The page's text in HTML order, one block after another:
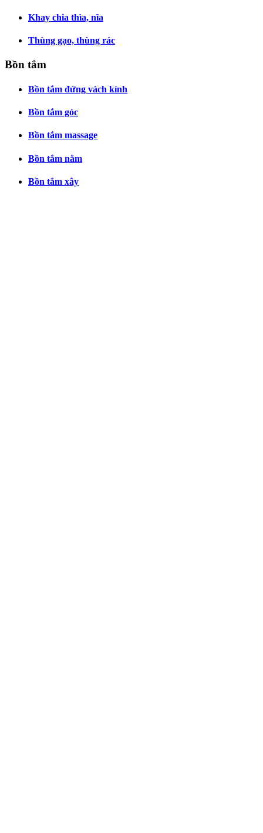
Khay chia thìa, nĩa
Thùng gạo, thùng rác
Bồn tắm
Bồn tắm đứng vách kính
Bồn tắm góc
Bồn tắm massage
Bồn tắm nằm
Bồn tắm xây